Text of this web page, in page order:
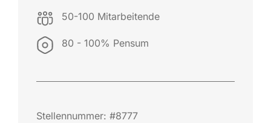
50-100 Mitarbeitende
80 - 100% Pensum
Stellennummer: #8777